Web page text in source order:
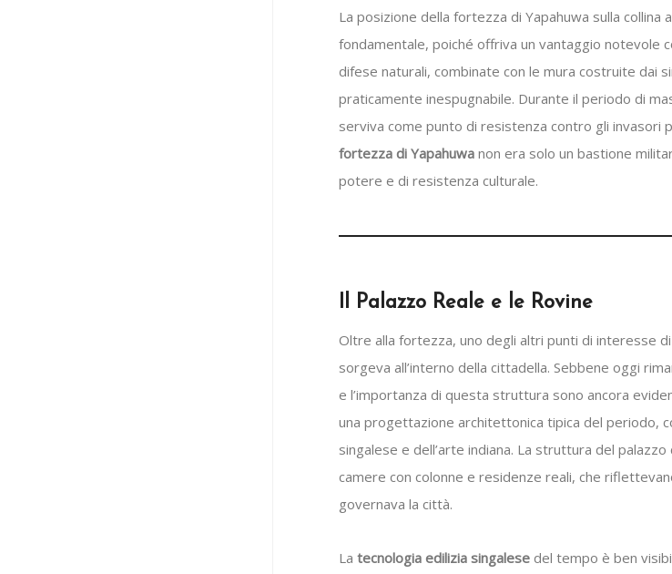
La posizione della fortezza di Yapahuwa sulla collina
fondamentale, poiché offriva un vantaggio notevole
difese naturali, combinate con le mura costruite dai
praticamente inespugnabile. Durante il periodo di
serviva come punto di resistenza contro gli invasori
fortezza di Yapahuwa non era solo un bastione
potere e di resistenza culturale.
Il Palazzo Reale e le Rovine
Oltre alla fortezza, uno degli altri punti di interesse di
sorgeva all’interno della cittadella. Sebbene oggi
e l’importanza di questa struttura sono ancora
una progettazione architettonica tipica del periodo,
singalese e dell’arte indiana. La struttura del
camere con colonne e residenze reali, che
governava la città.
La tecnologia edilizia singalese del tempo è ben